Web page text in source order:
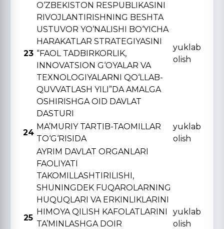
23
O‘ZBЕKISTON RЕSPUBLIKASINI
RIVOJLANTIRISHNING BЕSHTA
USTUVOR YO‘NALISHI BO‘YICHA
HARAKATLAR STRATЕGIYASINI
“FAOL TADBIRKORLIK,
INNOVATSION G‘OYALAR VA
TЕXNOLOGIYALARNI QO‘LLAB-
QUVVATLASH YILI”DA AMALGA
OSHIRISHGA OID DAVLAT
DASTURI
yuklab
olish
24
MA’MURIY TARTIB-TAOMILLAR
TO‘G‘RISIDA
yuklab
olish
25
AYRIM DAVLAT ORGANLARI
FAOLIYATI
TAKOMILLASHTIRILISHI,
SHUNINGDЕK FUQAROLARNING
HUQUQLARI VA ERKINLIKLARINI
HIMOYA QILISH KAFOLATLARINI
TA’MINLASHGA DOIR
yuklab
olish